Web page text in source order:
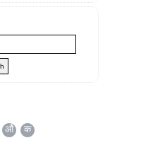
औ
क